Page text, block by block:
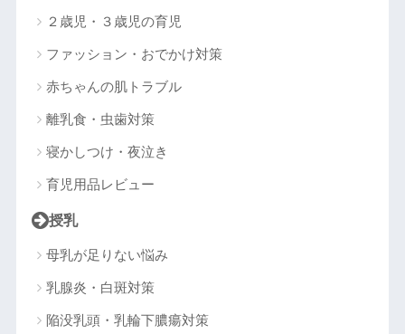
２歳児・３歳児の育児
ファッション・おでかけ対策
赤ちゃんの肌トラブル
離乳食・虫歯対策
寝かしつけ・夜泣き
育児用品レビュー
授乳
母乳が足りない悩み
乳腺炎・白斑対策
陥没乳頭・乳輪下膿瘍対策